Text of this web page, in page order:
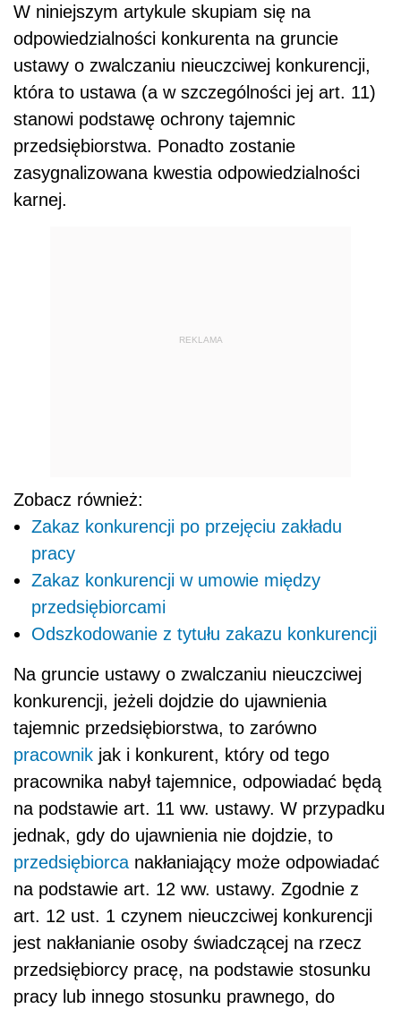
W niniejszym artykule skupiam się na
odpowiedzialności konkurenta na gruncie
ustawy o zwalczaniu nieuczciwej konkurencji,
która to ustawa (a w szczególności jej art. 11)
stanowi podstawę ochrony tajemnic
przedsiębiorstwa. Ponadto zostanie
zasygnalizowana kwestia odpowiedzialności
karnej.
REKLAMA
Zobacz również:
Zakaz konkurencji po przejęciu zakładu
pracy
Zakaz konkurencji w umowie między
przedsiębiorcami
Odszkodowanie z tytułu zakazu konkurencji
Na gruncie ustawy o zwalczaniu nieuczciwej
konkurencji, jeżeli dojdzie do ujawnienia
tajemnic przedsiębiorstwa, to zarówno
pracownik jak i konkurent, który od tego
pracownika nabył tajemnice, odpowiadać będą
na podstawie art. 11 ww. ustawy. W przypadku
jednak, gdy do ujawnienia nie dojdzie, to
przedsiębiorca nakłaniający może odpowiadać
na podstawie art. 12 ww. ustawy. Zgodnie z
art. 12 ust. 1 czynem nieuczciwej konkurencji
jest nakłanianie osoby świadczącej na rzecz
przedsiębiorcy pracę, na podstawie stosunku
pracy lub innego stosunku prawnego, do